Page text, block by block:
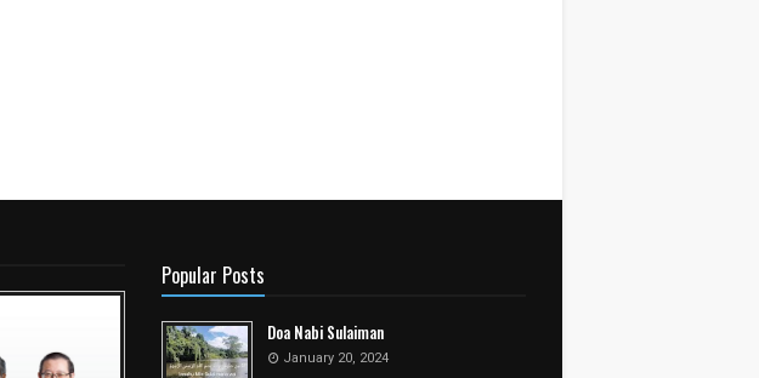
Popular Posts
Doa Nabi Sulaiman
January 20, 2024